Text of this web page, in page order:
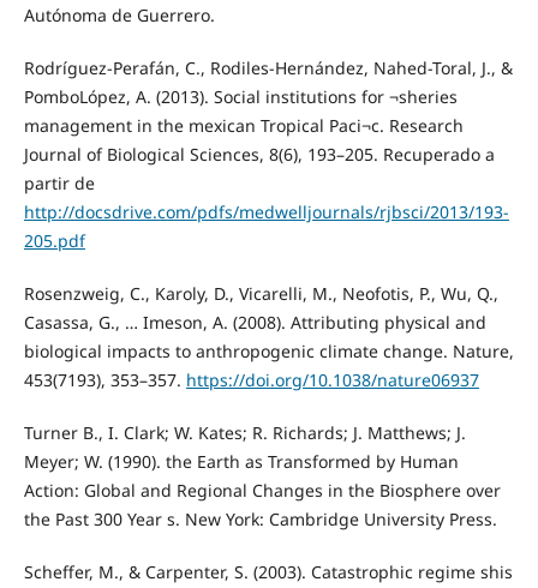
Autónoma de Guerrero.
Rodríguez-Perafán, C., Rodiles-Hernández, Nahed-Toral, J., &
PomboLópez, A. (2013). Social institutions for ¬sheries
management in the mexican Tropical Paci¬c. Research
Journal of Biological Sciences, 8(6), 193–205. Recuperado a
partir de
http://docsdrive.com/pdfs/medwelljournals/rjbsci/2013/193-
205.pdf
Rosenzweig, C., Karoly, D., Vicarelli, M., Neofotis, P., Wu, Q.,
Casassa, G., … Imeson, A. (2008). Attributing physical and
biological impacts to anthropogenic climate change. Nature,
453(7193), 353–357. https://doi.org/10.1038/nature06937
Turner B., I. Clark; W. Kates; R. Richards; J. Matthews; J.
Meyer; W. (1990). the Earth as Transformed by Human
Action: Global and Regional Changes in the Biosphere over
the Past 300 Year s. New York: Cambridge University Press.
Scheffer, M., & Carpenter, S. (2003). Catastrophic regime shis